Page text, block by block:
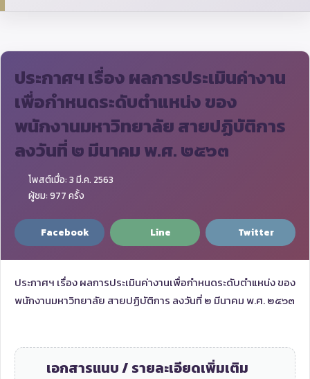
ประกาศฯ เรื่อง ผลการประเมินค่างาน
เพื่อกำหนดระดับตำแหน่ง ของ
พนักงานมหาวิทยาลัย สายปฏิบัติการ
ลงวันที่ ๒ มีนาคม พ.ศ. ๒๕๖๓
โพสต์เมื่อ: 3 มี.ค. 2563
ผู้ชม: 977 ครั้ง
Facebook Line Twitter
ประกาศฯ เรื่อง ผลการประเมินค่างานเพื่อกำหนดระดับตำแหน่ง ของ
พนักงานมหาวิทยาลัย สายปฏิบัติการ ลงวันที่ ๒ มีนาคม พ.ศ. ๒๕๖๓
เอกสารแนบ / รายละเอียดเพิ่มเติม